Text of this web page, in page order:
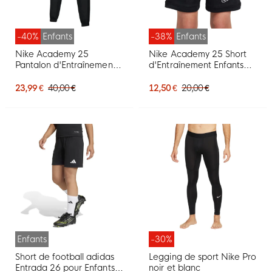
-40% Enfants
Nike Academy 25
Pantalon d'Entraînement
23,99 € 40,00 €
-38% Enfants
Nike Academy 25 Short
d'Entraînement Enfants
12,50 € 20,00 €
Enfants
Short de football adidas
Entrada 26 pour Enfants,
-30%
Legging de sport Nike Pro
noir et blanc